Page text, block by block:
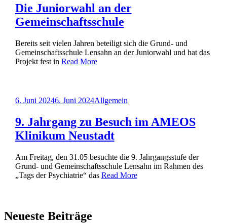
Die Juniorwahl an der
Gemeinschaftsschule
Bereits seit vielen Jahren beteiligt sich die Grund- und
Gemeinschaftsschule Lensahn an der Juniorwahl und hat das
Projekt fest in Read More
Posted
6. Juni 20246. Juni 2024Allgemein
9. Jahrgang zu Besuch im AMEOS
Klinikum Neustadt
Am Freitag, den 31.05 besuchte die 9. Jahrgangsstufe der
Grund- und Gemeinschaftsschule Lensahn im Rahmen des
„Tags der Psychiatrie“ das Read More
Neueste Beiträge